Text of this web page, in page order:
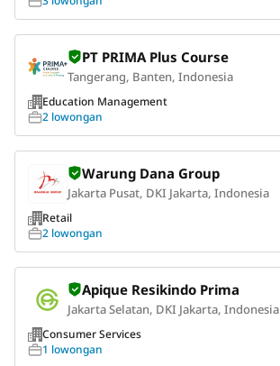
PT PRIMA Plus Course
Tangerang, Banten, Indonesia
Education Management
2 lowongan
Warung Dana Group
Jakarta Pusat, DKI Jakarta, Indonesia
Retail
2 lowongan
Apique Resikindo Prima
Jakarta Selatan, DKI Jakarta, Indonesia
Consumer Services
1 lowongan